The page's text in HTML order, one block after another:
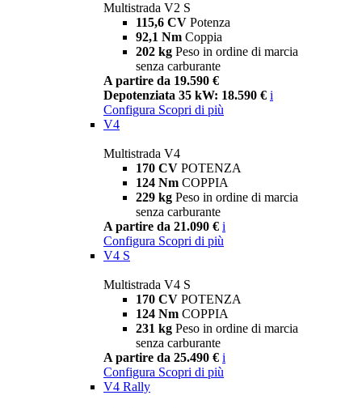
Multistrada V2 S
115,6 CV Potenza
92,1 Nm Coppia
202 kg Peso in ordine di marcia
senza carburante
A partire da 19.590 €
Depotenziata 35 kW: 18.590 € i
Configura Scopri di più
V4
Multistrada V4
170 CV POTENZA
124 Nm COPPIA
229 kg Peso in ordine di marcia
senza carburante
A partire da 21.090 € i
Configura Scopri di più
V4 S
Multistrada V4 S
170 CV POTENZA
124 Nm COPPIA
231 kg Peso in ordine di marcia
senza carburante
A partire da 25.490 € i
Configura Scopri di più
V4 Rally